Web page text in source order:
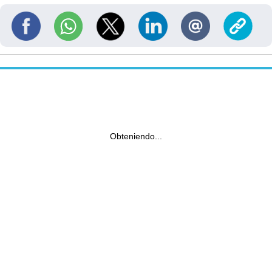
Obteniendo...